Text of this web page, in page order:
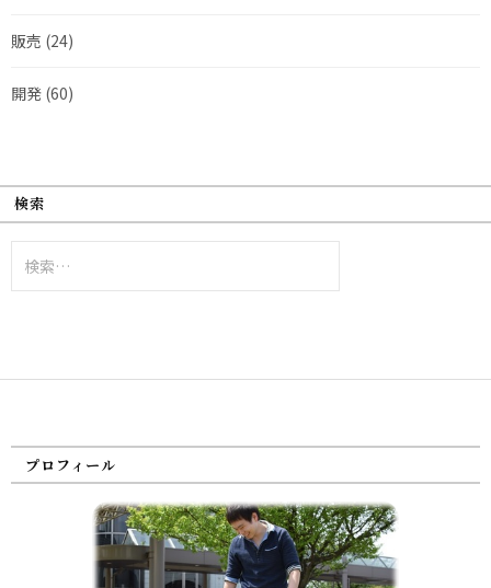
販売 (24)
開発 (60)
検索
索:
プロフィール